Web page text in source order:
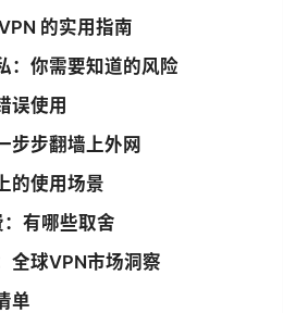
的实用指南
：你需要知道的风险
误使用
步步翻墙上外网
的使用场景
有哪些取舍
全球VPN市场洞察
单